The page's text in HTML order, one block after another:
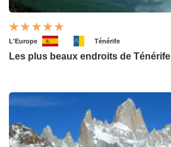
L'Europe Ténérife
Les plus beaux endroits de Ténérife